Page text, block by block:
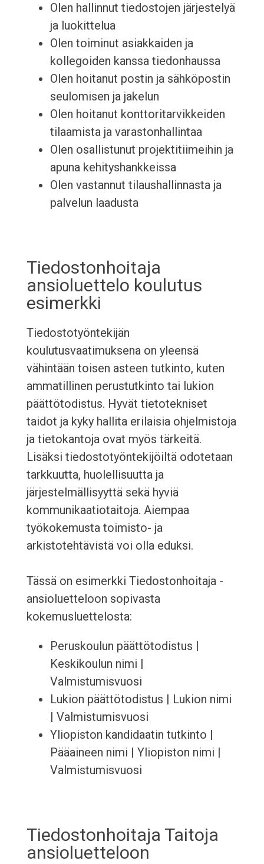
Olen hallinnut tiedostojen järjestelyä
ja luokittelua
Olen toiminut asiakkaiden ja
kollegoiden kanssa tiedonhaussa
Olen hoitanut postin ja sähköpostin
seulomisen ja jakelun
Olen hoitanut konttoritarvikkeiden
tilaamista ja varastonhallintaa
Olen osallistunut projektitiimeihin ja
apuna kehityshankkeissa
Olen vastannut tilaushallinnasta ja
palvelun laadusta
Tiedostonhoitaja
ansioluettelo koulutus
esimerkki
Tiedostotyöntekijän
koulutusvaatimuksena on yleensä
vähintään toisen asteen tutkinto, kuten
ammatillinen perustutkinto tai lukion
päättötodistus. Hyvät tietotekniset
taidot ja kyky hallita erilaisia ohjelmistoja
ja tietokantoja ovat myös tärkeitä.
Lisäksi tiedostotyöntekijöiltä odotetaan
tarkkuutta, huolellisuutta ja
järjestelmällisyyttä sekä hyviä
kommunikaatiotaitoja. Aiempaa
työkokemusta toimisto- ja
arkistotehtävistä voi olla eduksi.
Tässä on esimerkki Tiedostonhoitaja -
ansioluetteloon sopivasta
kokemusluettelosta:
Peruskoulun päättötodistus |
Keskikoulun nimi |
Valmistumisvuosi
Lukion päättötodistus | Lukion nimi
| Valmistumisvuosi
Yliopiston kandidaatin tutkinto |
Pääaineen nimi | Yliopiston nimi |
Valmistumisvuosi
Tiedostonhoitaja Taitoja
ansioluetteloon